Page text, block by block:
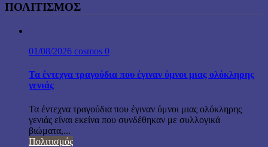
ΠΟΛΙΤΙΣΜΟΣ
01/08/2026 cosmos 0
Τα έντεχνα τραγούδια που έγιναν ύμνοι μιας ολόκληρης
γενιάς
Τα έντεχνα τραγούδια που έγιναν ύμνοι μιας ολόκληρης
γενιάς είναι εκείνα που συνδέθηκαν με συλλογικά
βιώματα,...
Πολιτισμός